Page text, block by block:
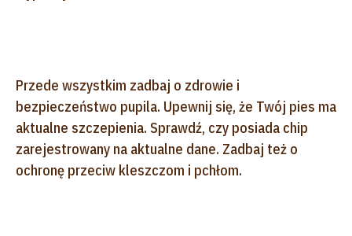
Przede wszystkim zadbaj o zdrowie i
bezpieczeństwo pupila. Upewnij się, że Twój pies ma
aktualne szczepienia. Sprawdź, czy posiada chip
zarejestrowany na aktualne dane. Zadbaj też o
ochronę przeciw kleszczom i pchłom.